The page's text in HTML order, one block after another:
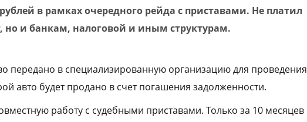
в рамках очередного рейда с приставами. Не платил
но и банкам, налоговой и иным структурам.
передано в специализированную организацию для проведения
авто будет продано в счет погашения задолженности.
работу с судебными приставами. Только за 10 месяцев